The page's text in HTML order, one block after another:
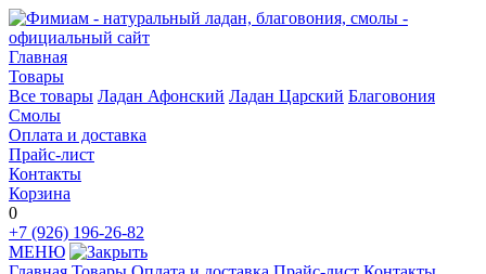
Главная
Товары
Все товары Ладан Афонский Ладан Царский Благовония
Смолы
Оплата и доставка
Прайс-лист
Контакты
Корзина
0
+7 (926) 196-26-82
МЕНЮ